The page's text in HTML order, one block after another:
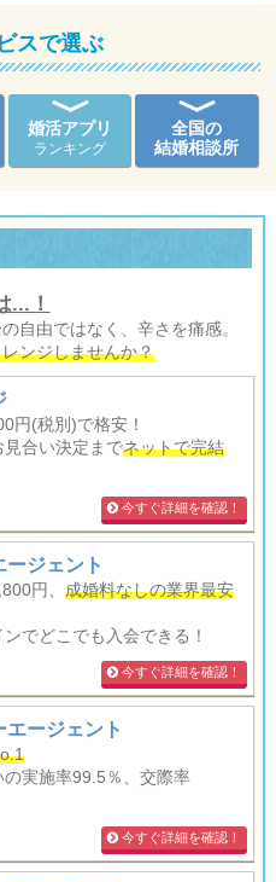
スで選ぶ
婚活アプリ
ランキング
全国の
結婚相談所
...！
自由ではなく、辛さを痛感。
ンジしませんか？
円(税別)で格安！
見合い決定までネットで完結
今すぐ詳細を確認！
ージェント
円、成婚料なしの業界最安
でどこでも入会できる！
今すぐ詳細を確認！
エージェント
の実施率99.5％、交際率
今すぐ詳細を確認！